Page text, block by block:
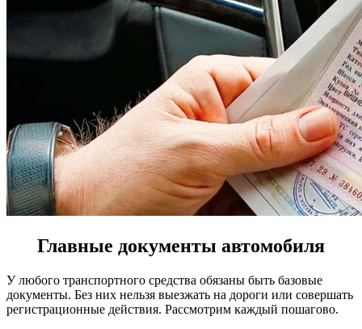
Главные документы автомобиля
У любого транспортного средства обязаны быть базовые
документы. Без них нельзя выезжать на дороги или совершать
регистрационные действия. Рассмотрим каждый пошагово.